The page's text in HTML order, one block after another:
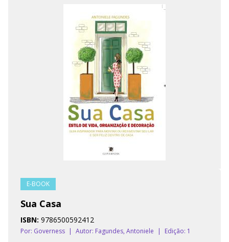
E-BOOK
Sua Casa
ISBN: 9786500592412
Por: Governess | Autor: Fagundes, Antoniele |
Edição: 1